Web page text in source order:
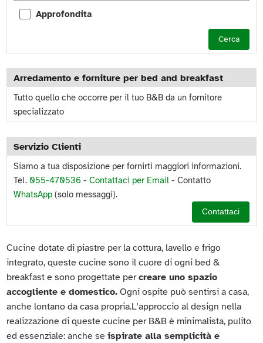
Approfondita
Cerca
Arredamento e forniture per bed and breakfast
Tutto quello che occorre per il tuo B&B da un fornitore
specializzato
Servizio Clienti
Siamo a tua disposizione per fornirti maggiori informazioni.
Tel. 055-470536 -Contattaci per Email - Contatto
WhatsApp(solo messaggi).
Contattaci
Cucine dotate di piastre per la cottura, lavello e frigo
integrato, queste cucine sono il cuore di ogni bed &
breakfast e sono progettate percreare uno spazio
accogliente e domestico. Ogni ospite può sentirsi a casa,
anche lontano da casa propria.L'approccio al design nella
realizzazione di queste cucine per B&B è minimalista, pulito
ed essenziale: anche seispirate alla semplicità e